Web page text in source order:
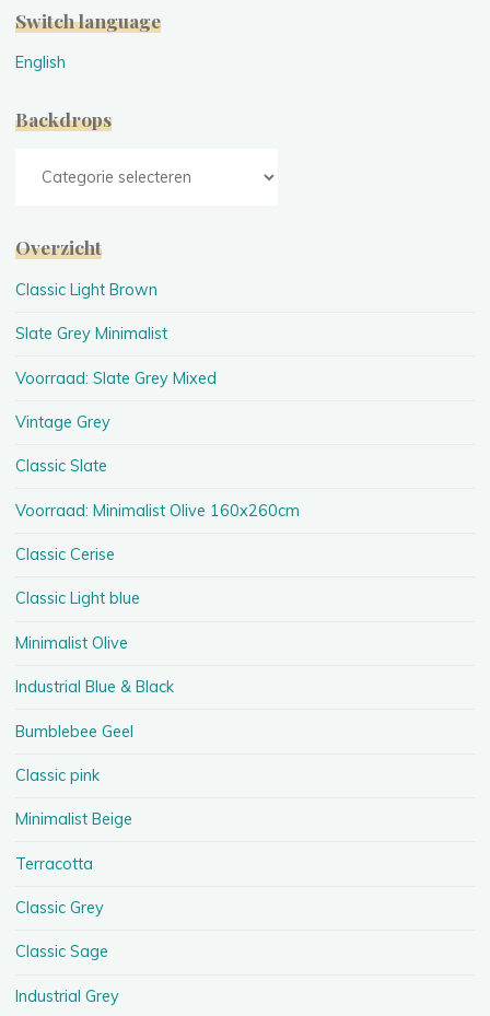
Switch language
English
Backdrops
Overzicht
Classic Light Brown
Slate Grey Minimalist
Voorraad: Slate Grey Mixed
Vintage Grey
Classic Slate
Voorraad: Minimalist Olive 160x260cm
Classic Cerise
Classic Light blue
Minimalist Olive
Industrial Blue & Black
Bumblebee Geel
Classic pink
Minimalist Beige
Terracotta
Classic Grey
Classic Sage
Industrial Grey